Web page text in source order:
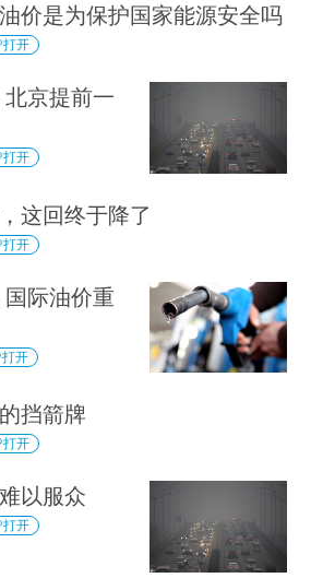
价是为保护国家能源安全吗
打开
京提前一
打开
这回终于降了
打开
际油价重
开
挡箭牌
打开
以服众
打开